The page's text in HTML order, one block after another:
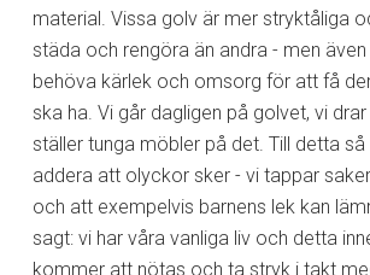
material. Vissa golv är mer stryktåliga
städa och rengöra än andra - men
behöva kärlek och omsorg för att få
ska ha. Vi går dagligen på golvet, vi
ställer tunga möbler på det. Till detta så
addera att olyckor sker - vi tappar
och att exempelvis barnens lek kan
sagt: vi har våra vanliga liv och detta
kommer att nötas och ta stryk i takt